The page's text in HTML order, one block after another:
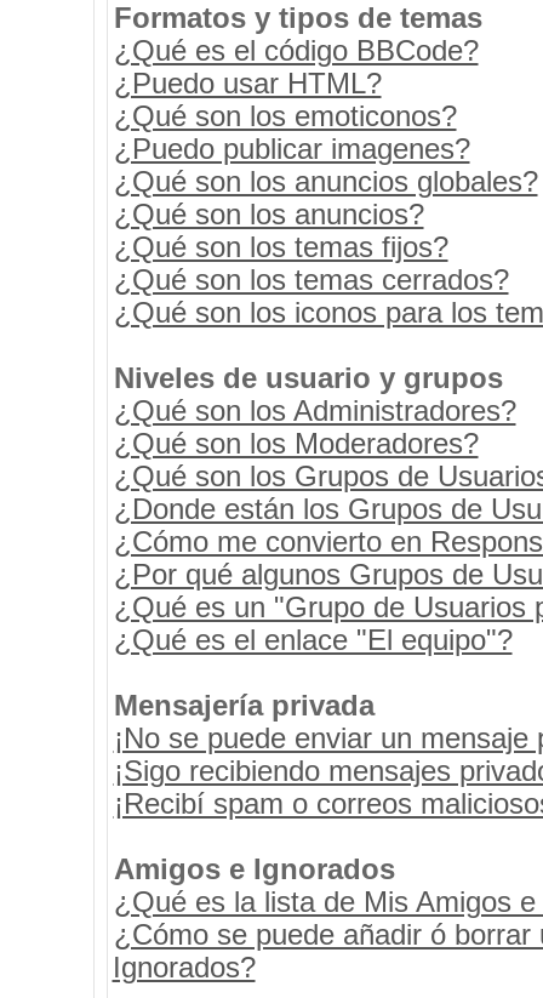
Formatos y tipos de temas
¿Qué es el código BBCode?
¿Puedo usar HTML?
¿Qué son los emoticonos?
¿Puedo publicar imagenes?
¿Qué son los anuncios globales?
¿Qué son los anuncios?
¿Qué son los temas fijos?
¿Qué son los temas cerrados?
¿Qué son los iconos para los
Niveles de usuario y grupos
¿Qué son los Administradores?
¿Qué son los Moderadores?
¿Qué son los Grupos de
¿Donde están los Grupos de
¿Cómo me convierto en
¿Por qué algunos Grupos de
¿Qué es un "Grupo de Usuarios
¿Qué es el enlace "El equipo"?
Mensajería privada
¡No se puede enviar un mensaje
¡Sigo recibiendo mensajes
¡Recibí spam o correos
Amigos e Ignorados
¿Qué es la lista de Mis Amigos
¿Cómo se puede añadir ó
Ignorados?